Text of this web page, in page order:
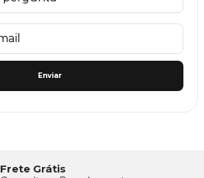
Enviar
Frete Grátis